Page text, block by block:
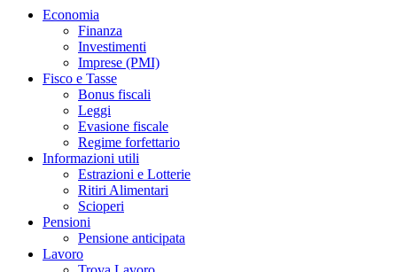
Economia
Finanza
Investimenti
Imprese (PMI)
Fisco e Tasse
Bonus fiscali
Leggi
Evasione fiscale
Regime forfettario
Informazioni utili
Estrazioni e Lotterie
Ritiri Alimentari
Scioperi
Pensioni
Pensione anticipata
Lavoro